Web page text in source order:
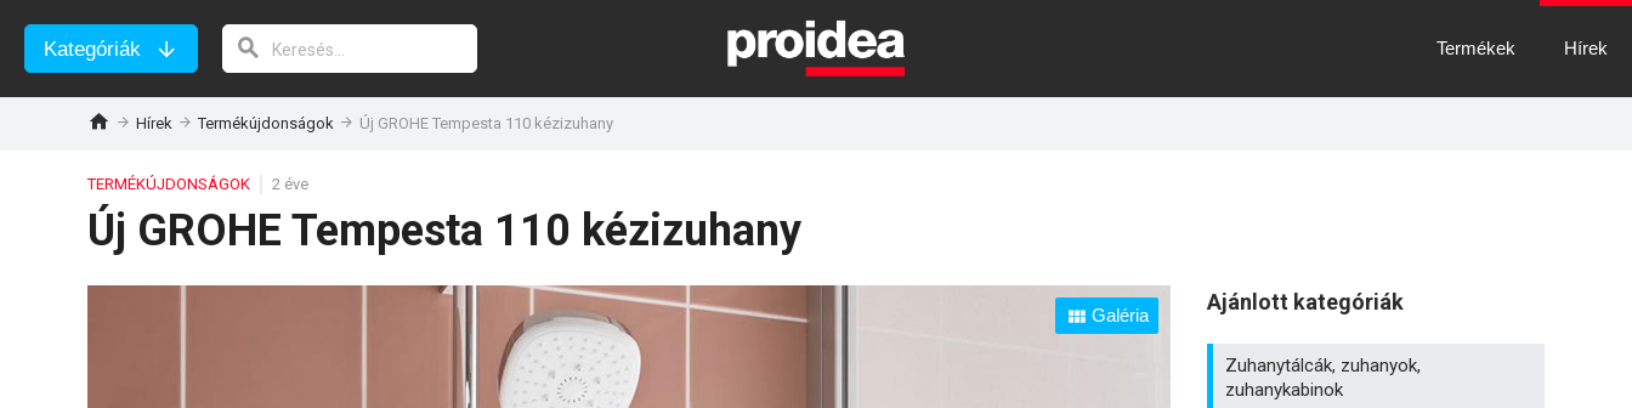
Kategóriák Termékek Hírek
Hírek Termékújdonságok Új GROHE Tempesta 110 kézizuhany
TERMÉKÚJDONSÁGOK 2 éve
Új GROHE Tempesta 110 kézizuhany
Galéria
Ajánlott kategóriák
Zuhanytálcák, zuhanyok,
zuhanykabinok